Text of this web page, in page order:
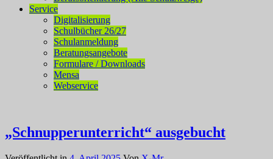
Service
Digitalisierung
Schulbücher 26/27
Schulanmeldung
Beratungsangebote
Formulare / Downloads
Mensa
Webservice
„Schnupperunterricht“ ausgebucht